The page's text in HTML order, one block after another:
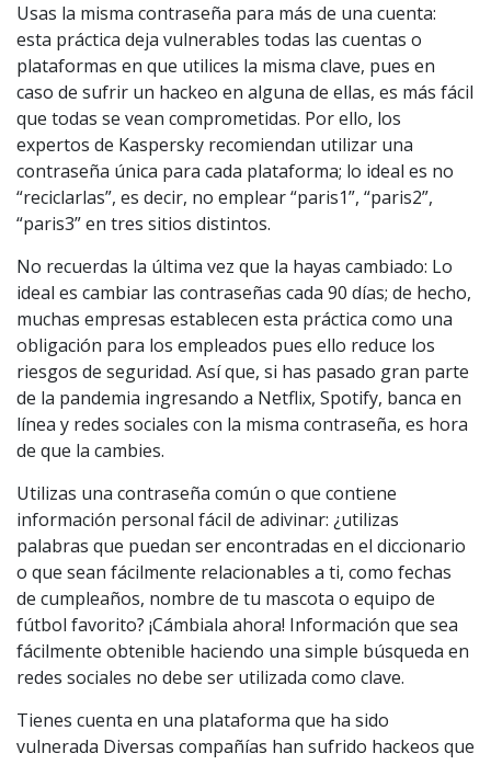
Usas la misma contraseña para más de una cuenta:
esta práctica deja vulnerables todas las cuentas o
plataformas en que utilices la misma clave, pues en
caso de sufrir un hackeo en alguna de ellas, es más fácil
que todas se vean comprometidas. Por ello, los
expertos de Kaspersky recomiendan utilizar una
contraseña única para cada plataforma; lo ideal es no
“reciclarlas”, es decir, no emplear “paris1”, “paris2”,
“paris3” en tres sitios distintos.
No recuerdas la última vez que la hayas cambiado: Lo
ideal es cambiar las contraseñas cada 90 días; de hecho,
muchas empresas establecen esta práctica como una
obligación para los empleados pues ello reduce los
riesgos de seguridad. Así que, si has pasado gran parte
de la pandemia ingresando a Netflix, Spotify, banca en
línea y redes sociales con la misma contraseña, es hora
de que la cambies.
Utilizas una contraseña común o que contiene
información personal fácil de adivinar: ¿utilizas
palabras que puedan ser encontradas en el diccionario
o que sean fácilmente relacionables a ti, como fechas
de cumpleaños, nombre de tu mascota o equipo de
fútbol favorito? ¡Cámbiala ahora! Información que sea
fácilmente obtenible haciendo una simple búsqueda en
redes sociales no debe ser utilizada como clave.
Tienes cuenta en una plataforma que ha sido
vulnerada Diversas compañías han sufrido hackeos que